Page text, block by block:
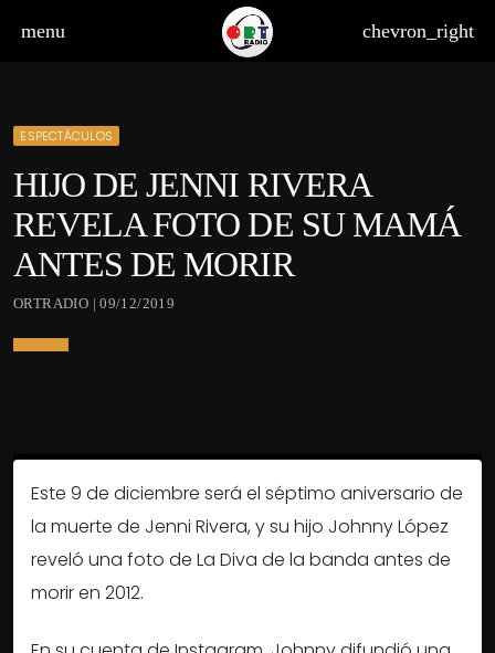
menu chevron_right
ESPECTÁCULOS
HIJO DE JENNI RIVERA
REVELA FOTO DE SU MAMÁ
ANTES DE MORIR
ORTRADIO | 09/12/2019
Este 9 de diciembre será el séptimo aniversario de
la muerte de Jenni Rivera, y su hijo Johnny López
reveló una foto de La Diva de la banda antes de
morir en 2012.